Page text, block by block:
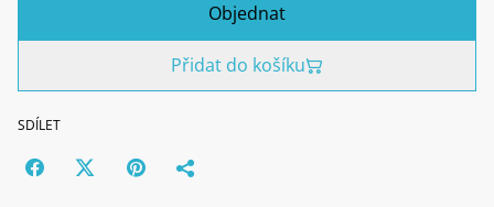
Objednat
Přidat do košíku
SDÍLET